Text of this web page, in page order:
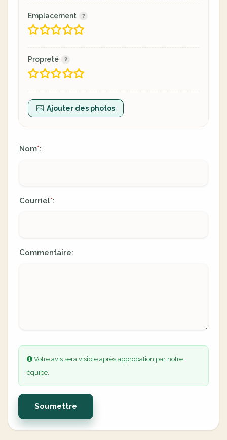
Emplacement
Propreté
Ajouter des photos
Nom*:
Courriel*:
Commentaire:
Votre avis sera visible après approbation par notre
équipe.
Soumettre